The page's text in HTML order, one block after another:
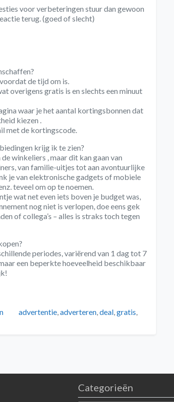
voor verbeteringen stuur dan gewoon
terug. (goed of slecht)
de tijd om is.
overigens gratis is en slechts een minuut
waar je het aantal kortingsbonnen dat
kiezen .
met de kortingscode.
krijg ik te zien?
winkeliers , maar dit kan gaan van
van familie-uitjes tot aan avontuurlijke
je van elektronische gadgets of mobiele
teveel om op te noemen.
wat net even iets boven je budget was,
nog niet is verlopen, doe eens gek
of collega’s – alles is straks toch tegen
periodes, variërend van 1 dag tot 7
een beperkte hoeveelheid beschikbaar
Tags
advertentie adverteren deal gratis
Categorieën